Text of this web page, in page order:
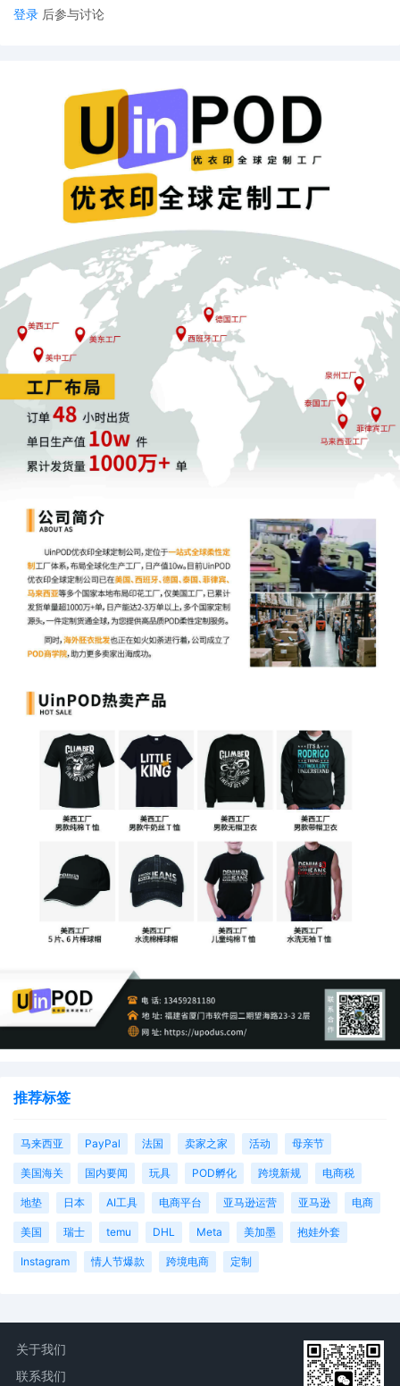
登录 后参与讨论
推荐标签
马来西亚 PayPal 法国 卖家之家 活动 母亲节
美国海关 国内要闻 玩具 POD孵化 跨境新规 电商税
地垫 日本 AI工具 电商平台 亚马逊运营 亚马逊 电商
美国 瑞士 temu DHL Meta 美加墨 抱娃外套
Instagram 情人节爆款 跨境电商 定制
关于我们
联系我们